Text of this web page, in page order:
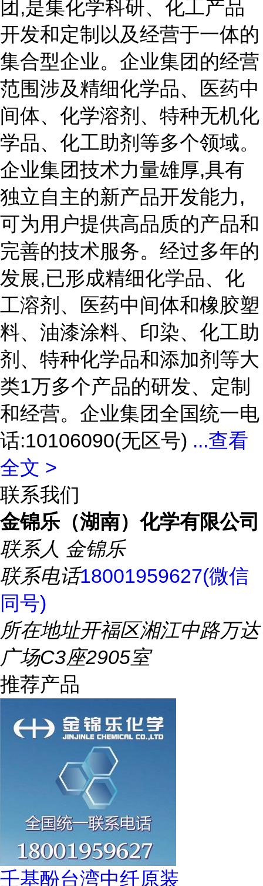
团,是集化学科研、化工产品
开发和定制以及经营于一体的
集合型企业。企业集团的经营
范围涉及精细化学品、医药中
间体、化学溶剂、特种无机化
学品、化工助剂等多个领域。
企业集团技术力量雄厚,具有
独立自主的新产品开发能力,
可为用户提供高品质的产品和
完善的技术服务。经过多年的
发展,已形成精细化学品、化
工溶剂、医药中间体和橡胶塑
料、油漆涂料、印染、化工助
剂、特种化学品和添加剂等大
类1万多个产品的研发、定制
和经营。企业集团全国统一电
话:10106090(无区号) ...查看
全文 >
联系我们
金锦乐（湖南）化学有限公司
联系人 金锦乐
联系电话18001959627(微信
同号)
所在地址开福区湘江中路万达
广场C3座2905室
推荐产品
壬基酚台湾中纤原装